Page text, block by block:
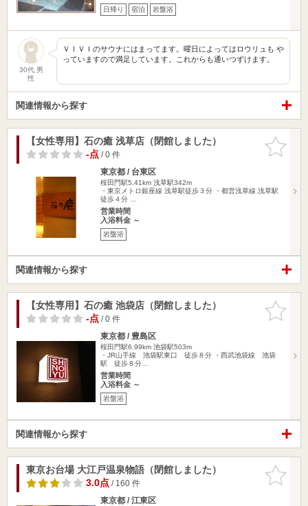
日帰り 宿泊 岩盤浴
30代 男
性
ＶＩＶＩのサウナにはまってます。曜日によってはロウリュも や
っていますので満足しています。これからも通いつずけます。
関連情報から探す
お気に入
りに追加
【女性専用】石の癒 浅草店（閉館しました）
-点/ 0 件
東京都 / 台東区
桜田門駅5.41km 浅草駅342m
・東京メトロ銀座線 浅草駅徒歩３分 ・都営浅草線 浅草駅
徒歩４分 …
営業時間
入浴料金 ～
岩盤浴
関連情報から探す
お気に入
りに追加
【女性専用】石の癒 池袋店（閉館しました）
-点/ 0 件
東京都 / 豊島区
桜田門駅6.99km 池袋駅503m
・JR山手線 池袋駅東口 徒歩８分 ・西武池袋線 池袋
駅 徒歩８分…
営業時間
入浴料金 ～
岩盤浴
関連情報から探す
お気に入
りに追加
東京お台場 大江戸温泉物語（閉館しました）
3.0点/ 160 件
東京都 / 江東区